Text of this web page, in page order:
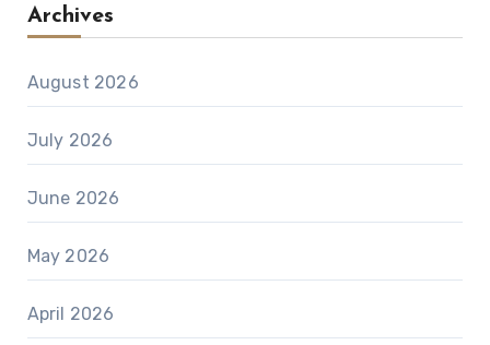
Archives
August 2026
July 2026
June 2026
May 2026
April 2026